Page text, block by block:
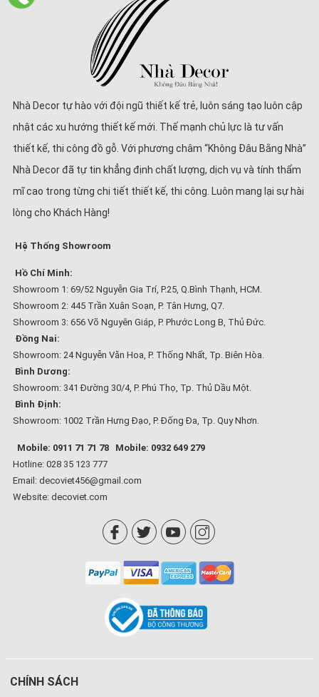
Nhà Decor tự hào với đội ngũ thiết kế trẻ, luôn sáng tạo luôn cập
nhật các xu hướng thiết kế mới. Thế mạnh chủ lực là tư vấn
thiết kế, thi công đồ gỗ. Với phương châm “Không Đâu Bằng Nhà”
Nhà Decor đã tự tin khẳng định chất lượng, dịch vụ và tính thẩm
mĩ cao trong từng chi tiết thiết kế, thi công. Luôn mang lại sự hài
lòng cho Khách Hàng!
Hệ Thống Showroom
Hồ Chí Minh:
Showroom 1: 69/52 Nguyễn Gia Trí, P.25, Q.Bình Thạnh, HCM.
Showroom 2: 445 Trần Xuân Soạn, P. Tân Hưng, Q7.
Showroom 3: 656 Võ Nguyên Giáp, P. Phước Long B, Thủ Đức.
Đồng Nai:
Showroom: 24 Nguyễn Văn Hoa, P. Thống Nhất, Tp. Biên Hòa.
Bình Dương:
Showroom: 341 Đường 30/4, P. Phú Thọ, Tp. Thủ Dầu Một.
Bình Định:
Showroom: 1002 Trần Hưng Đạo, P. Đống Đa, Tp. Quy Nhơn.
Mobile: 0911 71 71 78
Mobile: 0932 649 279
Hotline: 028 35 123 777
Email: decoviet456@gmail.com
Website: decoviet.com
CHÍNH SÁCH